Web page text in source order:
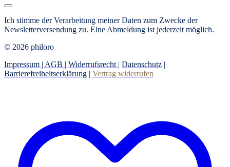
Ich stimme der Verarbeitung meiner Daten zum Zwecke der
Newsletterversendung zu. Eine Abmeldung ist jederzeit möglich.
© 2026 philoro
Impressum | AGB | Widerrufsrecht | Datenschutz |
Barrierefreiheitserklärung | Vertrag widerrufen